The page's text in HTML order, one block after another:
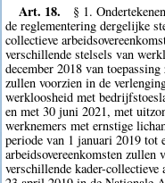
Art. 18.
§ 1.
de reglementering dergelijke
collectieve
verschillende stelsels van
december 2018 van
zullen voorzien in de
werkloosheid met
en met 30 juni 2021, met
werknemers met ernstige
periode van 1 januari 2019 tot
arbeidsovereenkomsten zullen
verschillende kader-collectieve